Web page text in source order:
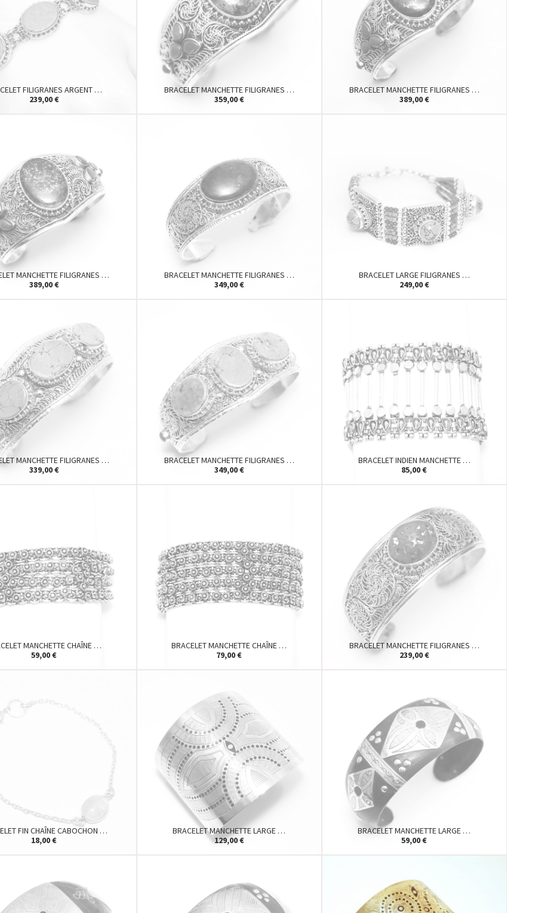
FILIGRANES ARGENT …
239,00 €
BRACELET MANCHETTE FILIGRANES …
359,00 €
BRACELET MANCHETTE FILIGRANES …
389,00 €
MANCHETTE FILIGRANES …
389,00 €
BRACELET MANCHETTE FILIGRANES …
349,00 €
BRACELET LARGE FILIGRANES …
249,00 €
MANCHETTE FILIGRANES …
339,00 €
BRACELET MANCHETTE FILIGRANES …
349,00 €
BRACELET INDIEN MANCHETTE …
85,00 €
MANCHETTE CHAÎNE …
59,00 €
BRACELET MANCHETTE CHAÎNE …
79,00 €
BRACELET MANCHETTE FILIGRANES …
239,00 €
FIN CHAÎNE CABOCHON …
18,00 €
BRACELET MANCHETTE LARGE …
129,00 €
BRACELET MANCHETTE LARGE …
59,00 €